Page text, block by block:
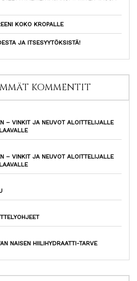
KOKO KROPALLE
JA ITSESYYTÖKSISTÄ!
KOMMENTIT
– VINKIT JA NEUVOT ALOITTELIJALLE
– VINKIT JA NEUVOT ALOITTELIJALLE
NAISEN HIILIHYDRAATTI-TARVE